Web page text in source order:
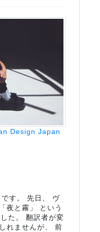
Design Japan
す。 先日、 ヴ
夜と霧」 という
た。 翻訳者が変
れませんが、 前